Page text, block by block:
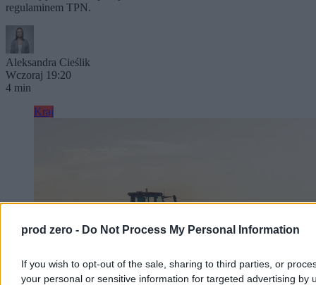
prod zero - Do Not Process My Personal Information
If you wish to opt-out of the sale, sharing to third parties, or
your personal or sensitive information for targeted advertising by
regulaminem TPN.
Aleksandra Cieślik
Wczoraj 19:20
4 min
Kraj